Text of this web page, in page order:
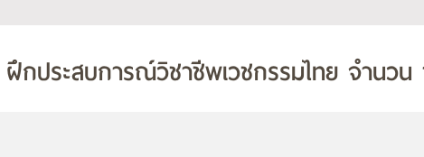
ประสบการณ์วิชาชีพเวชกรรมไทย จำนวน